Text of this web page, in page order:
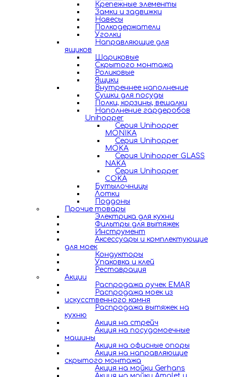
Крепежные элементы
Замки и задвижки
Навесы
Полкодержатели
Уголки
Направляющие для
ящиков
Шариковые
Скрытого монтажа
Роликовые
Ящики
Внутреннее наполнение
Сушки для посуды
Полки, корзины, вешалки
Наполнение гардеробов
Unihopper
Серия Unihopper
MONIKA
Серия Unihopper
MOKA
Серия Unihopper GLASS
NAKA
Серия Unihopper
COKA
Бутылочницы
Лотки
Поддоны
Прочие товары
Электрика для кухни
Фильтры для вытяжек
Инструмент
Аксессуары и комплектующие
для моек
Кондукторы
Упаковка и клей
Реставрация
Акции
Распродажа ручек EMAR
Распродажа моек из
искусственного камня
Распродажа вытяжек на
кухню
Акция на стрейч
Акция на посудомоечные
машины
Акция на офисные опоры
Акция на направляющие
скрытого монтажа
Акция на мойки Gerhans